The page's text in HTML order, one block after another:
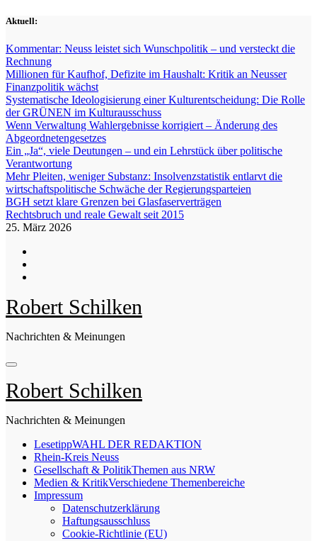
Zum
springen
Aktuell:
Kommentar: Neuss leistet sich Wunschpolitik – und versteckt die
Rechnung
Millionen für Kaufhof, Defizite im Haushalt: Kritik an Neusser
Finanzpolitik wächst
Systematische Ideologisierung einer Kulturentscheidung: Die Rolle
der GRÜNEN im Kulturausschuss
Wenn Verwaltung Wahlergebnisse korrigiert – Änderung des
Abgeordnetengesetzes
Ein „Ja“, viele Deutungen – und ein Lehrstück über politische
Verantwortung
Mehr Pleiten, weniger Substanz: Insolvenzstatistik entlarvt die
wirtschaftspolitische Schwäche der Regierungsparteien
BGH setzt klare Grenzen bei Glasfaserverträgen
Rechtsbruch und reale Gewalt seit 2015
25. März 2026
Robert Schilken
Nachrichten & Meinungen
Robert Schilken
Nachrichten & Meinungen
LesetippWAHL DER REDAKTION
Rhein-Kreis Neuss
Gesellschaft & PolitikThemen aus NRW
Medien & KritikVerschiedene Themenbereiche
Impressum
Datenschutzerklärung
Haftungsausschluss
Cookie-Richtlinie (EU)